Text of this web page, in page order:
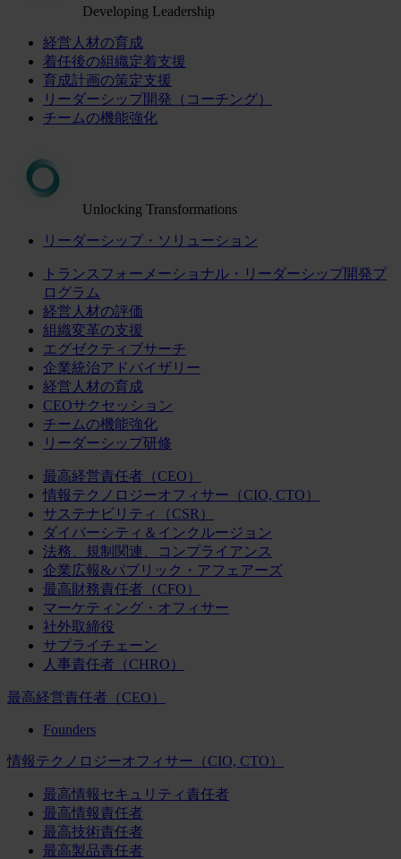
Developing Leadership
経営人材の育成
着任後の組織定着支援
育成計画の策定支援
リーダーシップ開発（コーチング）
チームの機能強化
Unlocking Transformations
リーダーシップ・ソリューション
トランスフォーメーショナル・リーダーシップ開発プ
ログラム
経営人材の評価
組織変革の支援
エグゼクティブサーチ
企業統治アドバイザリー
経営人材の育成
CEOサクセッション
チームの機能強化
リーダーシップ研修
最高経営責任者（CEO）
情報テクノロジーオフィサー（CIO, CTO）
サステナビリティ（CSR）
ダイバーシティ＆インクルージョン
法務、規制関連、コンプライアンス
企業広報&パブリック・アフェアーズ
最高財務責任者（CFO）
マーケティング・オフィサー
社外取締役
サプライチェーン
人事責任者（CHRO）
最高経営責任者（CEO）
Founders
情報テクノロジーオフィサー（CIO, CTO）
最高情報セキュリティ責任者
最高情報責任者
最高技術責任者
最高製品責任者